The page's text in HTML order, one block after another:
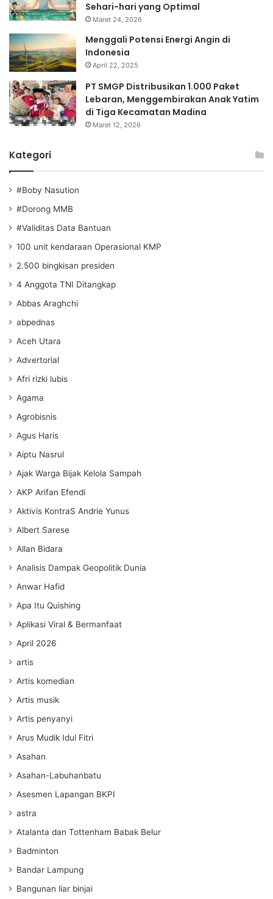
Sehari-hari yang Optimal
Maret 24, 2026
Menggali Potensi Energi Angin di
Indonesia
April 22, 2025
PT SMGP Distribusikan 1.000 Paket
Lebaran, Menggembirakan Anak Yatim
di Tiga Kecamatan Madina
Maret 12, 2026
Kategori
#Boby Nasution
#Dorong MMB
#Validitas Data Bantuan
100 unit kendaraan Operasional KMP
2.500 bingkisan presiden
4 Anggota TNI Ditangkap
Abbas Araghchi
abpednas
Aceh Utara
Advertorial
Afri rizki lubis
Agama
Agrobisnis
Agus Haris
Aiptu Nasrul
Ajak Warga Bijak Kelola Sampah
AKP Arifan Efendi
Aktivis KontraS Andrie Yunus
Albert Sarese
Allan Bidara
Analisis Dampak Geopolitik Dunia
Anwar Hafid
Apa Itu Quishing
Aplikasi Viral & Bermanfaat
April 2026
artis
Artis komedian
Artis musik
Artis penyanyi
Arus Mudik Idul Fitri
Asahan
Asahan-Labuhanbatu
Asesmen Lapangan BKPI
astra
Atalanta dan Tottenham Babak Belur
Badminton
Bandar Lampung
Bangunan liar binjai